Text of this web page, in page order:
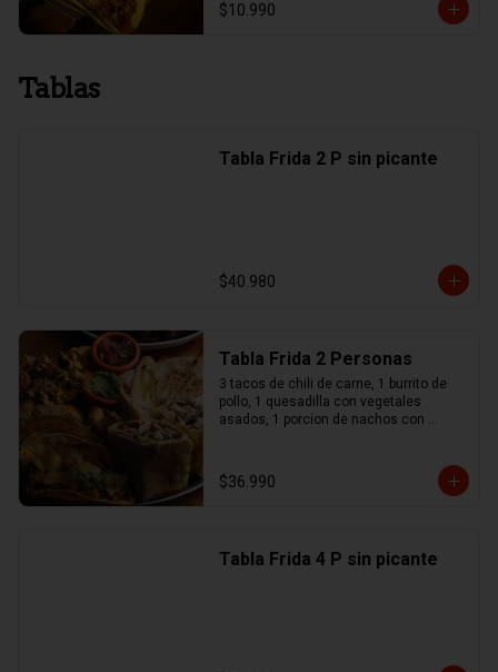
$10.990
Tablas
Tabla Frida 2 P sin picante
$40.980
Tabla Frida 2 Personas
3 tacos de chili de carne, 1 burrito de
pollo, 1 quesadilla con vegetales
asados, 1 porcion de nachos con
guacamole, sour cream, pico de gallo
$36.990
Tabla Frida 4 P sin picante